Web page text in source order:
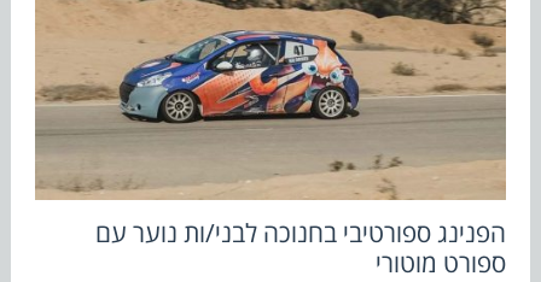
הפנינג ספורטיבי בחנוכה לבני/ות נוער עם
ספורט מוטורי